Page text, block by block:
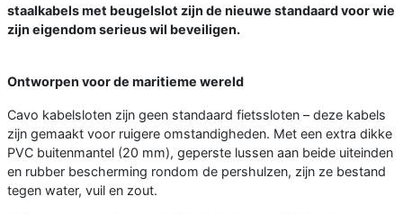
staalkabels met beugelslot zijn de nieuwe standaard voor wie
zijn eigendom serieus wil beveiligen.
Ontworpen voor de maritieme wereld
Cavo kabelsloten zijn geen standaard fietssloten – deze kabels
zijn gemaakt voor ruigere omstandigheden. Met een extra dikke
PVC buitenmantel (20 mm), geperste lussen aan beide uiteinden
en rubber bescherming rondom de pershulzen, zijn ze bestand
tegen water, vuil en zout.